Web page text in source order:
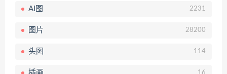
AI图 2231
图片 28200
头图 114
16